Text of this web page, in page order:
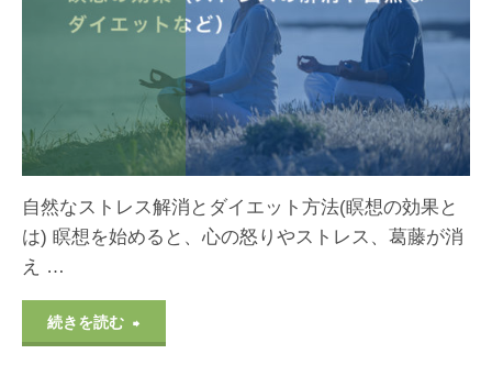
平
和
と
自
然
自然なストレス解消とダイエット方法(瞑想の効果と
は) 瞑想を始めると、心の怒りやストレス、葛藤が消
え …
続きを読む